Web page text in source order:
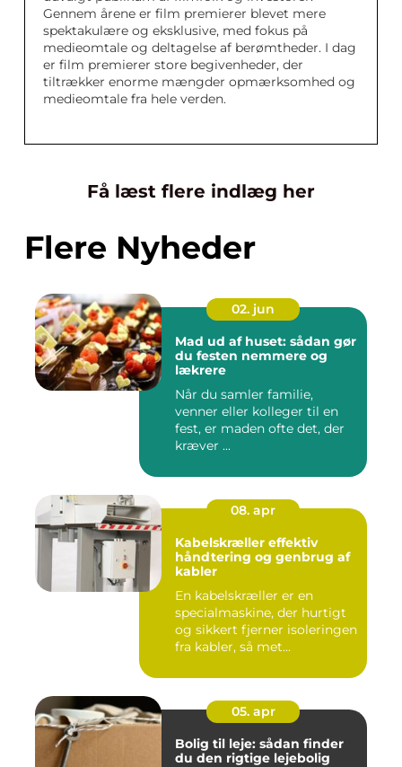
Gennem årene er film premierer blevet mere
spektakulære og eksklusive, med fokus på
medieomtale og deltagelse af berømtheder. I dag
er film premierer store begivenheder, der
tiltrækker enorme mængder opmærksomhed og
medieomtale fra hele verden.
Få læst flere indlæg her
Flere Nyheder
02. jun
Mad ud af huset: sådan gør
du festen nemmere og
lækrere
Når du samler familie,
venner eller kolleger til en
fest, er maden ofte det, der
kræver ...
08. apr
Kabelskræller effektiv
håndtering og genbrug af
kabler
En kabelskræller er en
specialmaskine, der hurtigt
og sikkert fjerner isoleringen
fra kabler, så met...
05. apr
Bolig til leje: sådan finder
du den rigtige lejebolig